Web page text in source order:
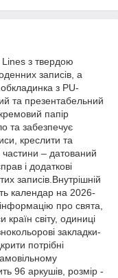
з твердою
записів, а
з PU-
та презентабельний
папір
та забезпечує
креслити та
– датований
і додаткові
записів.Внутрішній
календар на 2026-
про свята,
світу, одиниці
закладки-
потрібні
96 аркушів, розмір -